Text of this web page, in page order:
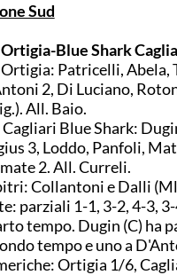
Sud
Ortigia-Blue Shark
Ortigia: Patricelli,
2, Di Luciano,
All. Baio.
Cagliari Blue Shark:
3, Loddo, Panfoli,
2. All. Curreli.
Collantoni e Dalli
parziali 1-1, 3-2, 4-3,
tempo. Dugin (C) ha
tempo e uno a
Ortigia 1/6,